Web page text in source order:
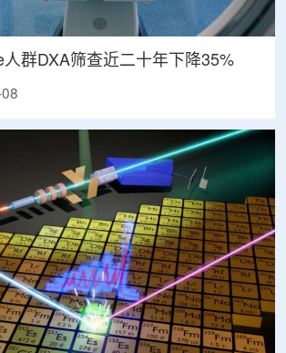
群DXA筛查近二十年下降35%